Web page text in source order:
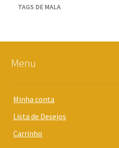
TAGS DE MALA
Menu
Minha conta
Lista de Desejos
Carrinho